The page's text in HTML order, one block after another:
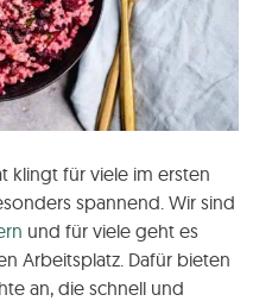
klingt für viele im ersten
spannend. Wir sind
und für viele geht es
Arbeitsplatz. Dafür bieten
an, die schnell und